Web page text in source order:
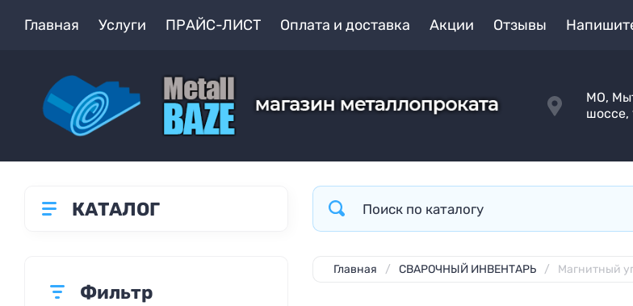
Главная Услуги ПРАЙС-ЛИСТ Оплата и доставка Акции Отзывы
МО,
шоссе,
Фильтр
КАТАЛОГ
Главная / СВАРОЧНЫЙ ИНВЕНТАРЬ / Магнитный